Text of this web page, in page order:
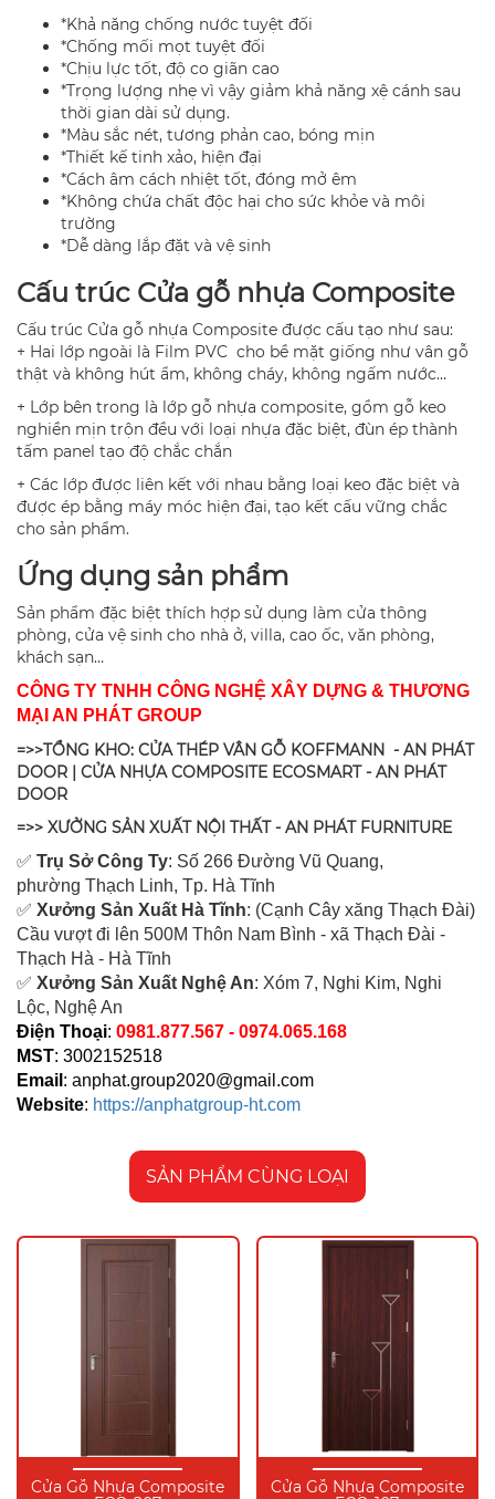
*Khả năng chống nước tuyệt đối
*Chống mối mọt tuyệt đối
*Chịu lực tốt, độ co giãn cao
*Trọng lượng nhẹ vì vậy giảm khả năng xệ cánh sau
thời gian dài sử dụng.
*Màu sắc nét, tương phản cao, bóng mịn
*Thiết kế tinh xảo, hiện đại
*Cách âm cách nhiệt tốt, đóng mở êm
*Không chứa chất độc hại cho sức khỏe và môi
trường
*Dễ dàng lắp đặt và vệ sinh
Cấu trúc Cửa gỗ nhựa Composite
Cấu trúc Cửa gỗ nhựa Composite được cấu tạo như sau:
+ Hai lớp ngoài là Film PVC cho bề mặt giống như vân gỗ
thật và không hút ẩm, không cháy, không ngấm nước…
+ Lớp bên trong là lớp gỗ nhựa composite, gồm gỗ keo
nghiền mịn trộn đều với loại nhựa đặc biệt, đùn ép thành
tấm panel tạo độ chắc chắn
+ Các lớp được liên kết với nhau bằng loại keo đặc biệt và
được ép bằng máy móc hiện đại, tạo kết cấu vững chắc
cho sản phẩm.
Ứng dụng sản phẩm
Sản phẩm đặc biệt thích hợp sử dụng làm cửa thông
phòng, cửa vệ sinh cho nhà ở, villa, cao ốc, văn phòng,
khách sạn…
CÔNG TY TNHH CÔNG NGHỆ XÂY DỰNG & THƯƠNG
MẠI AN PHÁT GROUP
=>>TỔNG KHO: CỬA THÉP VÂN GỖ KOFFMANN - AN PHÁT
DOOR | CỬA NHỰA COMPOSITE ECOSMART - AN PHÁT
DOOR
=>> XƯỞNG SẢN XUẤT NỘI THẤT - AN PHÁT FURNITURE
✅ Trụ Sở Công Ty: Số 266 Đường Vũ Quang,
phường Thạch Linh, Tp. Hà Tĩnh
✅ Xưởng Sản Xuất Hà Tĩnh: (Cạnh Cây xăng Thạch Đài)
Cầu vượt đi lên 500M Thôn Nam Bình - xã Thạch Đài -
Thạch Hà - Hà Tĩnh
✅ Xưởng Sản Xuất Nghệ An: Xóm 7, Nghi Kim, Nghi
Lộc, Nghệ An
Điện Thoại: 0981.877.567 - 0974.065.168
MST: 3002152518
Email : anphat.group2020@gmail.com
Website: https://anphatgroup-ht.com
SẢN PHẨM CÙNG LOẠI
Cửa Gỗ Nhựa Composite
Cửa Gỗ Nhựa Composite